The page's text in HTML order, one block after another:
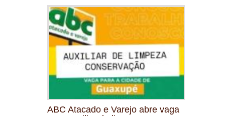
ABC Atacado e Varejo abre vaga